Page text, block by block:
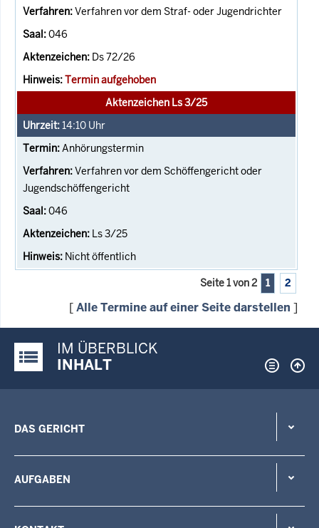
Verfahren vor dem Straf- oder Jugendrichter
046
Ds 72/26
Termin aufgehoben
Aktenzeichen Ls 3/25
14:10 Uhr
Anhörungstermin
Verfahren vor dem Schöffengericht oder
Jugendschöffengericht
046
Ls 3/25
Nicht öffentlich
Seite 1 von 2 1 2
[Alle Termine auf einer Seite darstellen ]
Justiz-Portal im Überblick:
IM ÜBERBLICK
INHALT
DAS GERICHT
AUFGABEN